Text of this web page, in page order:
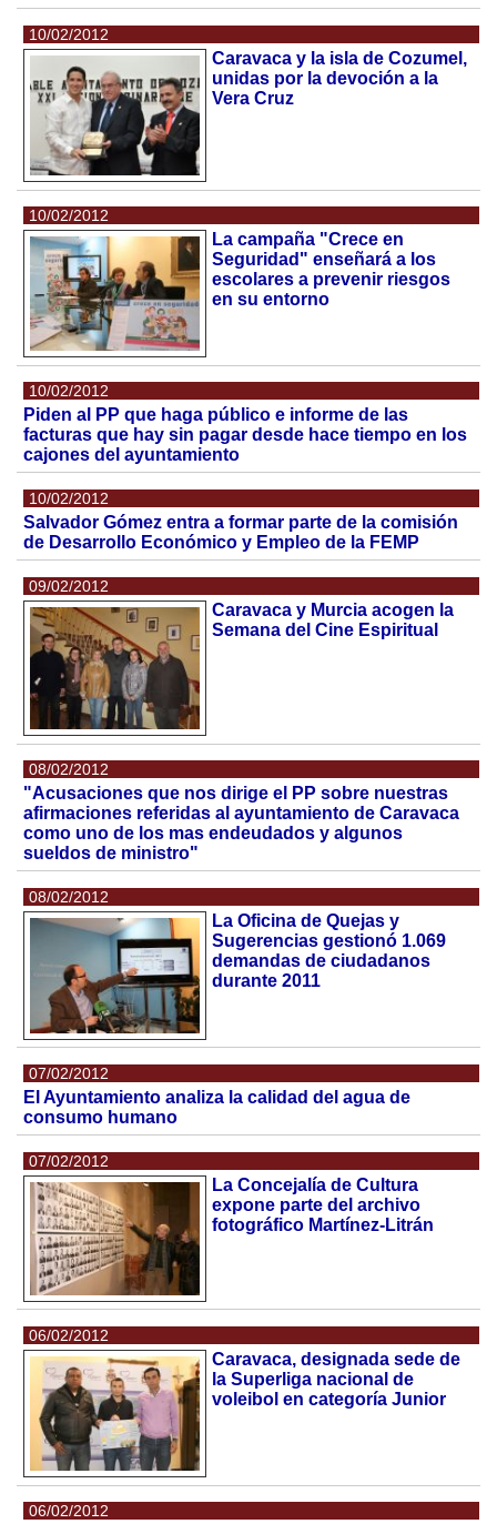
10/02/2012
Caravaca y la isla de Cozumel,
unidas por la devoción a la
Vera Cruz
10/02/2012
La campaña "Crece en
Seguridad" enseñará a los
escolares a prevenir riesgos
en su entorno
10/02/2012
Piden al PP que haga público e informe de las
facturas que hay sin pagar desde hace tiempo en los
cajones del ayuntamiento
10/02/2012
Salvador Gómez entra a formar parte de la comisión
de Desarrollo Económico y Empleo de la FEMP
09/02/2012
Caravaca y Murcia acogen la
Semana del Cine Espiritual
08/02/2012
"Acusaciones que nos dirige el PP sobre nuestras
afirmaciones referidas al ayuntamiento de Caravaca
como uno de los mas endeudados y algunos
sueldos de ministro"
08/02/2012
La Oficina de Quejas y
Sugerencias gestionó 1.069
demandas de ciudadanos
durante 2011
07/02/2012
El Ayuntamiento analiza la calidad del agua de
consumo humano
07/02/2012
La Concejalía de Cultura
expone parte del archivo
fotográfico Martínez-Litrán
06/02/2012
Caravaca, designada sede de
la Superliga nacional de
voleibol en categoría Junior
06/02/2012